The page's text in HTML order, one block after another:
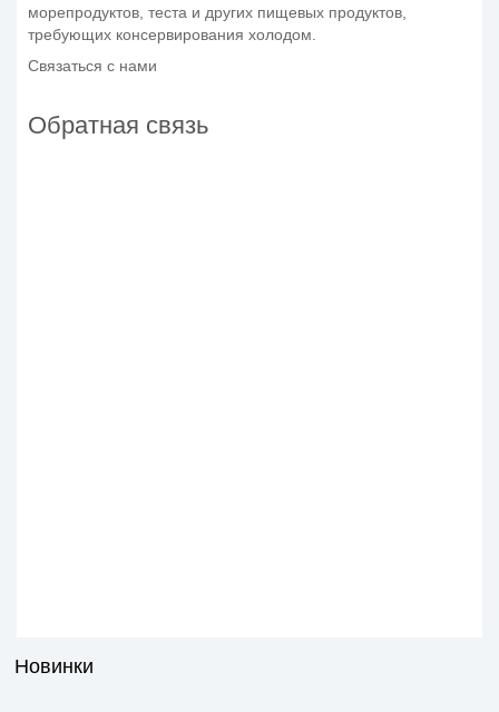
морепродуктов, теста и других пищевых продуктов,
требующих консервирования холодом.
Связаться с нами
Обратная связь
Новинки